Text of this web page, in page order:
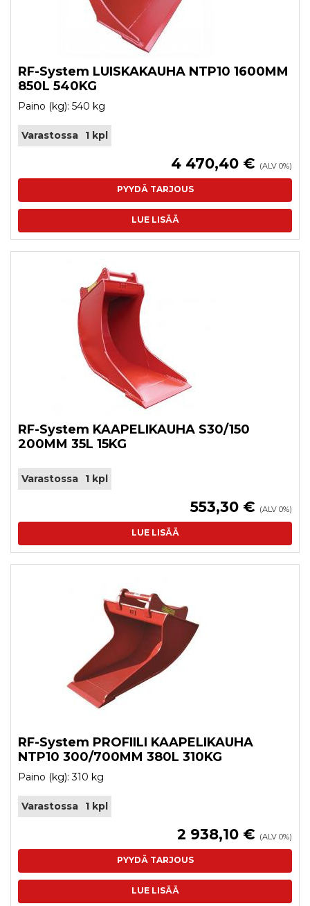
RF-System LUISKAKAUHA NTP10 1600MM
850L 540KG
Paino (kg): 540 kg
Varastossa 1 kpl
4 470,40 € (ALV 0%)
PYYDÄ TARJOUS
LUE LISÄÄ
RF-System KAAPELIKAUHA S30/150
200MM 35L 15KG
Varastossa 1 kpl
553,30 € (ALV 0%)
LUE LISÄÄ
RF-System PROFIILI KAAPELIKAUHA
NTP10 300/700MM 380L 310KG
Paino (kg): 310 kg
Varastossa 1 kpl
2 938,10 € (ALV 0%)
PYYDÄ TARJOUS
LUE LISÄÄ